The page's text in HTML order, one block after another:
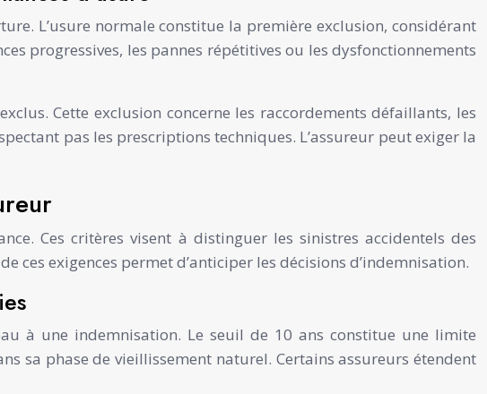
L’usure normale constitue la première exclusion, considérant
progressives, les pannes répétitives ou les dysfonctionnements
Cette exclusion concerne les raccordements défaillants, les
pas les prescriptions techniques. L’assureur peut exiger la
Ces critères visent à distinguer les sinistres accidentels des
ces exigences permet d’anticiper les décisions d’indemnisation.
à une indemnisation. Le seuil de 10 ans constitue une limite
sa phase de vieillissement naturel. Certains assureurs étendent